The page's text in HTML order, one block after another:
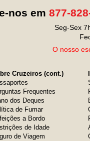
nos em 877-
Seg-Sex
O nosso
Cruzeiros (cont.)
Frequentes
dos Deques
de Fumar
a Bordo
de Idade
de Viagem